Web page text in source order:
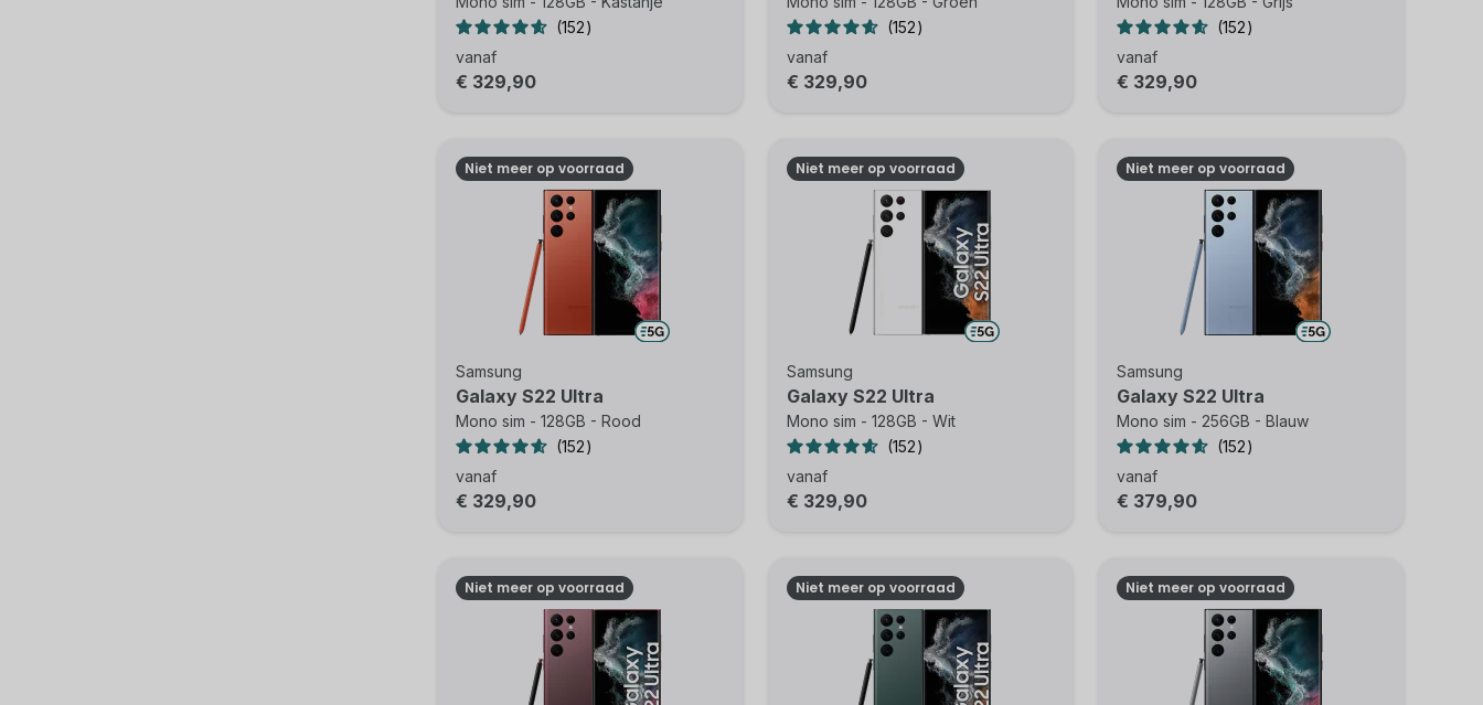
152
vanaf
€ 329,90
152
vanaf
€ 329,90
152
vanaf
€ 329,90
Niet meer op voorraad
Samsung
Galaxy S22 Ultra
Mono sim - 128GB - Rood
152
vanaf
€ 329,90
Niet meer op voorraad
Samsung
Galaxy S22 Ultra
Mono sim - 128GB - Wit
152
vanaf
€ 329,90
Niet meer op voorraad
Samsung
Galaxy S22 Ultra
Mono sim - 256GB - Blauw
152
vanaf
€ 379,90
Niet meer op voorraad Niet meer op voorraad Niet meer op voorraad